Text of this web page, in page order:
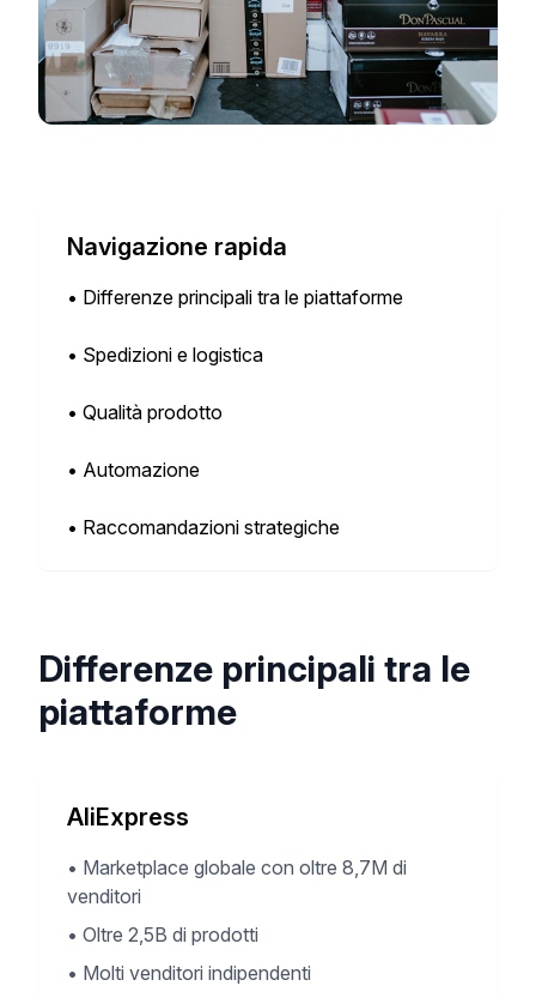
Navigazione rapida
• Differenze principali tra le piattaforme
• Spedizioni e logistica
• Qualità prodotto
• Automazione
• Raccomandazioni strategiche
Differenze principali tra le
piattaforme
AliExpress
• Marketplace globale con oltre 8,7M di
venditori
• Oltre 2,5B di prodotti
• Molti venditori indipendenti